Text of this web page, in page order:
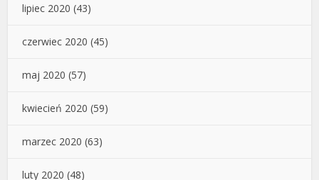
lipiec 2020 (43)
czerwiec 2020 (45)
maj 2020 (57)
kwiecień 2020 (59)
marzec 2020 (63)
luty 2020 (48)